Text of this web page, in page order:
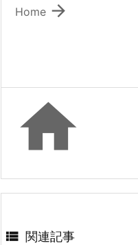

Home

 関連記事